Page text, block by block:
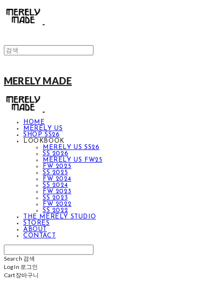
MERELY MADE
HOME
MERELY US
SHOP SS26
LOOKBOOK
MERELY US SS26
SS 2026
MERELY US FW25
FW 2025
SS 2025
FW 2024
SS 2024
FW 2023
SS 2023
FW 2022
SS 2022
THE MERELY STUDIO
STORES
ABOUT
CONTACT
Search 검색
Log In 로그인
Cart장바구니